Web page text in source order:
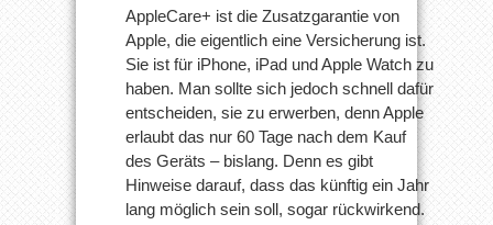
iPhone
kann
jetzt
Jahr
lang
gekauft
werden
AppleCare+ ist die Zusatzgarantie von
Apple, die eigentlich eine Versicherung ist.
Sie ist für iPhone, iPad und Apple Watch zu
haben. Man sollte sich jedoch schnell dafür
entscheiden, sie zu erwerben, denn Apple
erlaubt das nur 60 Tage nach dem Kauf
des Geräts – bislang. Denn es gibt
Hinweise darauf, dass das künftig ein Jahr
lang möglich sein soll, sogar rückwirkend.